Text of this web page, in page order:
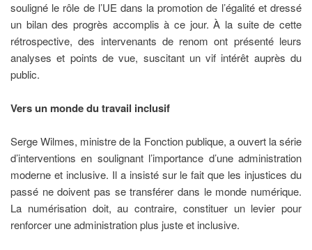
souligné le rôle de l’UE dans la promotion de l’égalité et dressé
un bilan des progrès accomplis à ce jour. À la suite de cette
rétrospective, des intervenants de renom ont présenté leurs
analyses et points de vue, suscitant un vif intérêt auprès du
public.
Vers un monde du travail inclusif
Serge Wilmes, ministre de la Fonction publique, a ouvert la série
d’interventions en soulignant l’importance d’une administration
moderne et inclusive. Il a insisté sur le fait que les injustices du
passé ne doivent pas se transférer dans le monde numérique.
La numérisation doit, au contraire, constituer un levier pour
renforcer une administration plus juste et inclusive.